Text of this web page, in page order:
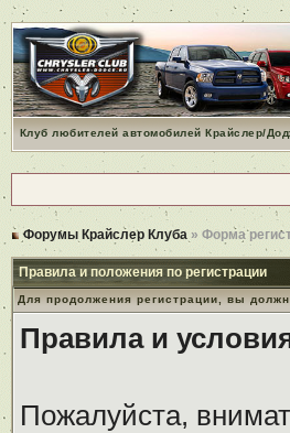
Клуб любителей автомобилей Крайслер/
Форумы Крайслер Клуба » Форма
Правила и положения по регистрации
Для продолжения регистрации, вы
Правила и
Пожалуйста,